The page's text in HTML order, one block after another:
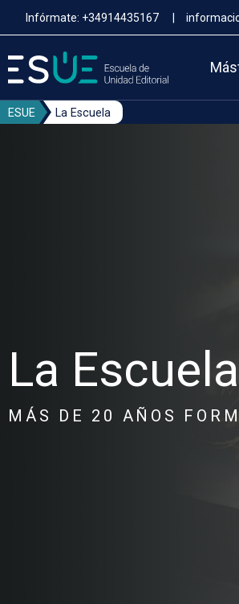
contenido
principal
Infórmate: +34914435167 |
ESUE La Escuela
La Escuela
MÁS DE 20 AÑOS